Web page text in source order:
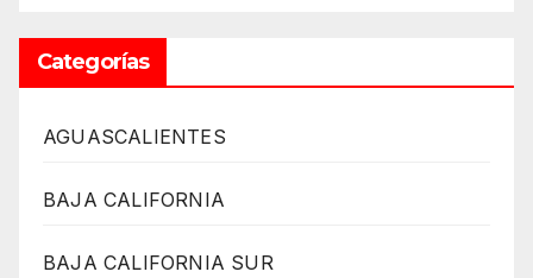
Categorías
AGUASCALIENTES
BAJA CALIFORNIA
BAJA CALIFORNIA SUR